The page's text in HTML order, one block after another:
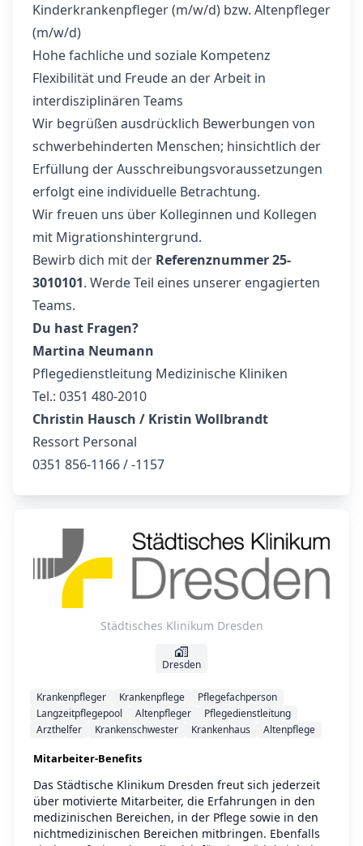
Kinderkrankenpfleger (m/w/d) bzw. Altenpfleger
(m/w/d)
Hohe fachliche und soziale Kompetenz
Flexibilität und Freude an der Arbeit in
interdisziplinären Teams
Wir begrüßen ausdrücklich Bewerbungen von
schwerbehinderten Menschen; hinsichtlich der
Erfüllung der Ausschreibungsvoraussetzungen
erfolgt eine individuelle Betrachtung.
Wir freuen uns über Kolleginnen und Kollegen
mit Migrationshintergrund.
Bewirb dich mit der Referenznummer 25-
3010101. Werde Teil eines unserer engagierten
Teams.
Du hast Fragen?
Martina Neumann
Pflegedienstleitung Medizinische Kliniken
Tel.: 0351 480-2010
Christin Hausch / Kristin Wollbrandt
Ressort Personal
0351 856-1166 / -1157
Städtisches Klinikum Dresden
Dresden
Krankenpfleger Krankenpflege
Pflegefachperson
Langzeitpflegepool
Altenpfleger
Pflegedienstleitung
Arzthelfer
Krankenschwester Krankenhaus Altenpflege
Mitarbeiter-Benefits
Das Städtische Klinikum Dresden freut sich jederzeit
über motivierte Mitarbeiter, die Erfahrungen in den
medizinischen Bereichen, in der Pflege sowie in den
nichtmedizinischen Bereichen mitbringen. Ebenfalls